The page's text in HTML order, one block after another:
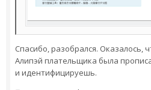
Спасибо, разобрался. Оказалось,
Алипэй плательщика была
и идентифицируешь.